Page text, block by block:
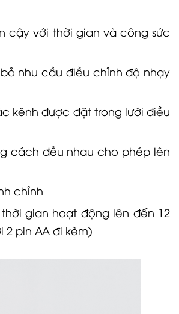
cậy với thời gian và công sức
nhu cầu điều chỉnh độ nhạy
kênh được đặt trong lưới điều
cách đều nhau cho phép lên
chỉnh
gian hoạt động lên đến 12
pin AA đi kèm)